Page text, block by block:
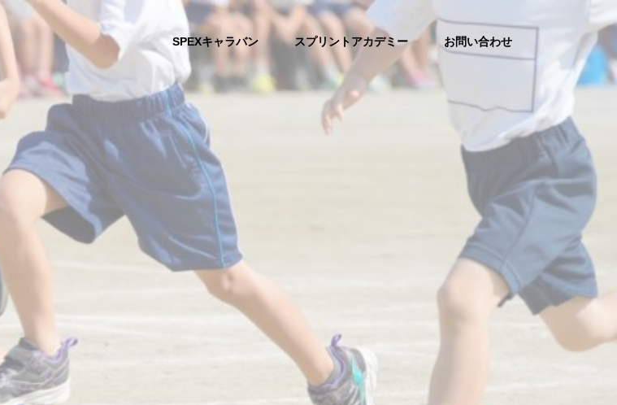
SPEXキャラバン スプリントアカデミー お問い合わせ